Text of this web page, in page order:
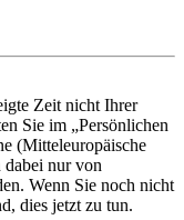
Zeit nicht Ihrer
Sie im „Persönlichen
(Mitteleuropäische
dabei nur von
Wenn Sie noch nicht
dies jetzt zu tun.